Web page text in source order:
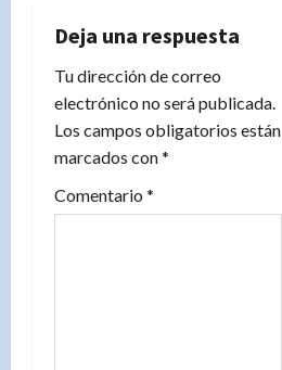
c
i
ó
n
d
Deja una respuesta
Tu dirección de correo
electrónico no será publicada.
Los campos obligatorios están
marcados con*
Comentario *